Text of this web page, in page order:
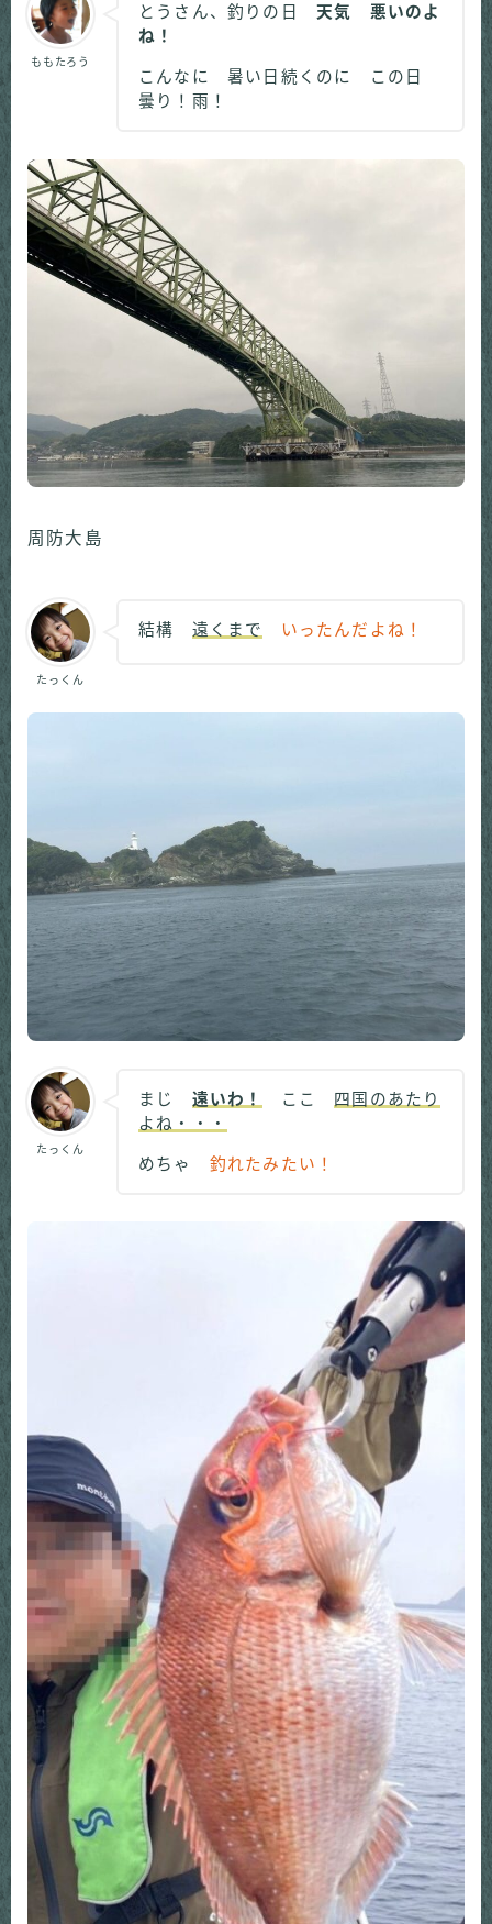
ももたろう
とうさん、釣りの日 天気 悪いのよ
ね！
こんなに 暑い日続くのに この日
曇り！雨！
周防大島
たっくん
結構 遠くまで いったんだよね！
たっくん
まじ 遠いわ！ ここ 四国のあたり
よね・・・
めちゃ 釣れたみたい！